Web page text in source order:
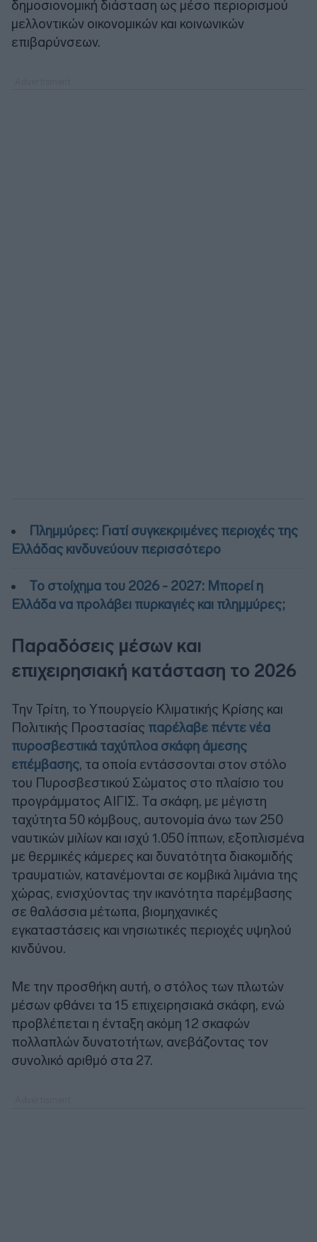
δημοσιονομική διάσταση ως μέσο περιορισμού
μελλοντικών οικονομικών και κοινωνικών
επιβαρύνσεων.
Πλημμύρες: Γιατί συγκεκριμένες περιοχές της
Ελλάδας κινδυνεύουν περισσότερο
Το στοίχημα του 2026 - 2027: Μπορεί η
Ελλάδα να προλάβει πυρκαγιές και πλημμύρες;
Παραδόσεις μέσων και
επιχειρησιακή κατάσταση το 2026
Την Τρίτη, το Υπουργείο Κλιματικής Κρίσης και
Πολιτικής Προστασίας παρέλαβε πέντε νέα
πυροσβεστικά ταχύπλοα σκάφη άμεσης
επέμβασης, τα οποία εντάσσονται στον στόλο
του Πυροσβεστικού Σώματος στο πλαίσιο του
προγράμματος ΑΙΓΙΣ. Τα σκάφη, με μέγιστη
ταχύτητα 50 κόμβους, αυτονομία άνω των 250
ναυτικών μιλίων και ισχύ 1.050 ίππων, εξοπλισμένα
με θερμικές κάμερες και δυνατότητα διακομιδής
τραυματιών, κατανέμονται σε κομβικά λιμάνια της
χώρας, ενισχύοντας την ικανότητα παρέμβασης
σε θαλάσσια μέτωπα, βιομηχανικές
εγκαταστάσεις και νησιωτικές περιοχές υψηλού
κινδύνου.
Με την προσθήκη αυτή, ο στόλος των πλωτών
μέσων φθάνει τα 15 επιχειρησιακά σκάφη, ενώ
προβλέπεται η ένταξη ακόμη 12 σκαφών
πολλαπλών δυνατοτήτων, ανεβάζοντας τον
συνολικό αριθμό στα 27.